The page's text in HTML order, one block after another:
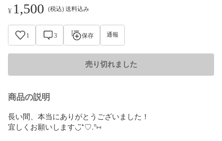
¥ 1,500 (税込) 送料込み
1 3 保存 通報
売り切れました
商品の説明
長い間、本当にありがとうございました！
宜しくお願いします◡̈*♡.°⑅